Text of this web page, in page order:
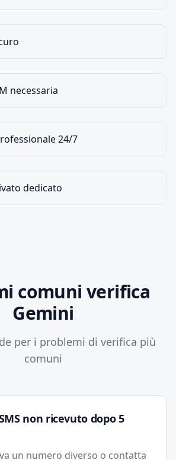
necessaria
24/7
dedicato
comuni verifica
Gemini
per i problemi di verifica più
comuni
non ricevuto dopo 5
un numero diverso o contatta